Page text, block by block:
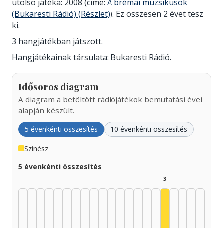
utolsó játéka: 2008 (címe: A brémai muzsikusok
(Bukaresti Rádió) (Részlet)). Ez összesen 2 évet tesz
ki.
3 hangjátékban játszott.
Hangjátékainak társulata: Bukaresti Rádió.
Idősoros diagram
A diagram a betöltött rádiójátékok bemutatási évei
alapján készült.
5 évenkénti összesítés 10 évenkénti összesítés
Színész
5 évenkénti összesítés
3